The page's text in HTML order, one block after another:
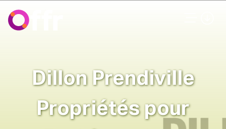
Dillon Prendiville
Propriétés pour